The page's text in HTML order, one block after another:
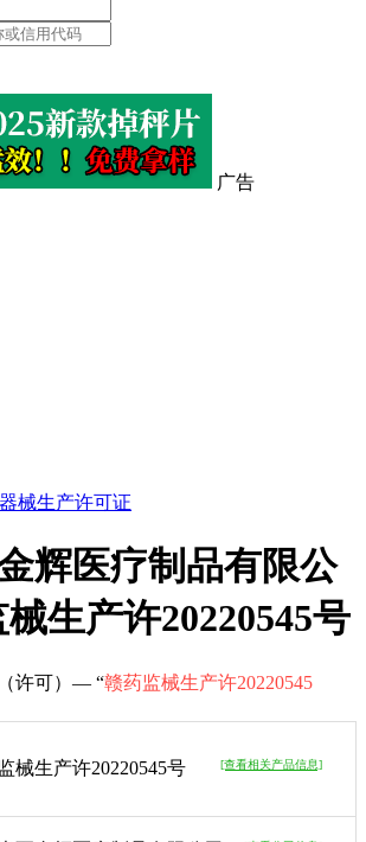
广告
械生产许可证
辉医疗制品有限公
生产许20220545号
许可）— “赣药监械生产许20220545
械生产许20220545号 [查看相关产品信息]